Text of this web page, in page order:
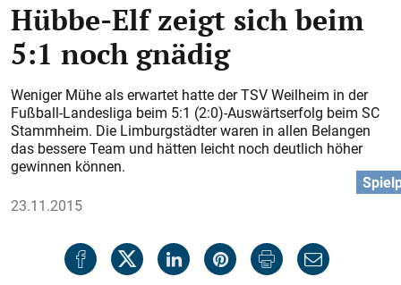
Hübbe-Elf zeigt sich beim
5:1 noch gnädig
Weniger Mühe als erwartet hatte der TSV Weilheim in der
Fußball-Landesliga beim 5:1 (2:0)-Auswärtserfolg beim SC
Stammheim. Die Limburgstädter waren in allen Belangen
das bessere Team und hätten leicht noch deutlich höher
gewinnen können.
23.11.2015